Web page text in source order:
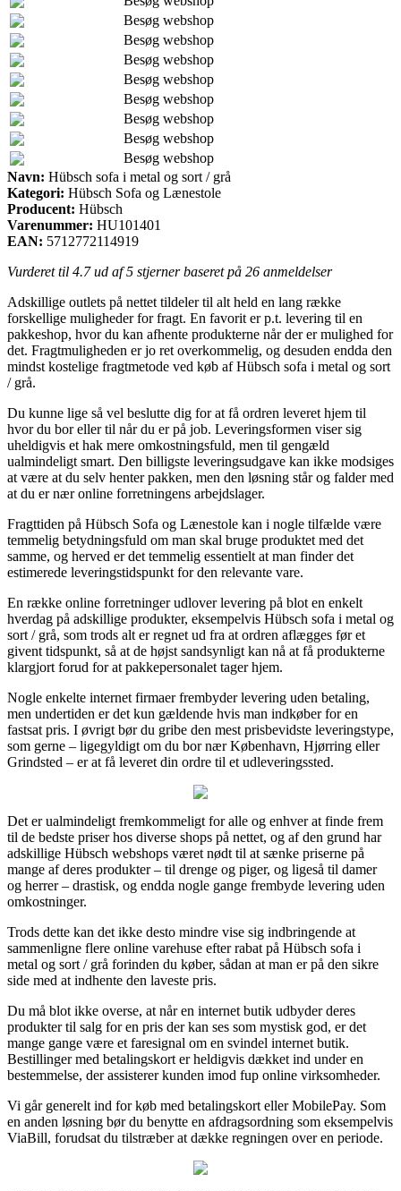
Besøg webshop
Besøg webshop
Besøg webshop
Besøg webshop
Besøg webshop
Besøg webshop
Besøg webshop
Besøg webshop
Navn: Hübsch sofa i metal og sort / grå
Kategori: Hübsch Sofa og Lænestole
Producent: Hübsch
Varenummer: HU101401
EAN: 5712772114919
Vurderet til 4.7ud af 5 stjerner baseret på 26 anmeldelser
Adskillige outlets på nettet tildeler til alt held en lang række
forskellige muligheder for fragt. En favorit er p.t. levering til en
pakkeshop, hvor du kan afhente produkterne når der er mulighed for
det. Fragtmuligheden er jo ret overkommelig, og desuden endda den
mindst kostelige fragtmetode ved køb af Hübsch sofa i metal og sort
/ grå.
Du kunne lige så vel beslutte dig for at få ordren leveret hjem til
hvor du bor eller til når du er på job. Leveringsformen viser sig
uheldigvis et hak mere omkostningsfuld, men til gengæld
ualmindeligt smart. Den billigste leveringsudgave kan ikke modsiges
at være at du selv henter pakken, men den løsning står og falder med
at du er nær online forretningens arbejdslager.
Fragttiden på Hübsch Sofa og Lænestole kan i nogle tilfælde være
temmelig betydningsfuld om man skal bruge produktet med det
samme, og herved er det temmelig essentielt at man finder det
estimerede leveringstidspunkt for den relevante vare.
En række online forretninger udlover levering på blot en enkelt
hverdag på adskillige produkter, eksempelvis Hübsch sofa i metal og
sort / grå, som trods alt er regnet ud fra at ordren aflægges før et
givent tidspunkt, så at de højst sandsynligt kan nå at få produkterne
klargjort forud for at pakkepersonalet tager hjem.
Nogle enkelte internet firmaer frembyder levering uden betaling,
men undertiden er det kun gældende hvis man indkøber for en
fastsat pris. I øvrigt bør du gribe den mest prisbevidste leveringstype,
som gerne – ligegyldigt om du bor nær København, Hjørring eller
Grindsted – er at få leveret din ordre til et udleveringssted.
Det er ualmindeligt fremkommeligt for alle og enhver at finde frem
til de bedste priser hos diverse shops på nettet, og af den grund har
adskillige Hübsch webshops været nødt til at sænke priserne på
mange af deres produkter – til drenge og piger, og ligeså til damer
og herrer – drastisk, og endda nogle gange frembyde levering uden
omkostninger.
Trods dette kan det ikke desto mindre vise sig indbringende at
sammenligne flere online varehuse efter rabat på Hübsch sofa i
metal og sort / grå forinden du køber, sådan at man er på den sikre
side med at indhente den laveste pris.
Du må blot ikke overse, at når en internet butik udbyder deres
produkter til salg for en pris der kan ses som mystisk god, er det
mange gange være et faresignal om en svindel internet butik.
Bestillinger med betalingskort er heldigvis dækket ind under en
bestemmelse, der assisterer kunden imod fup online virksomheder.
Vi går generelt ind for køb med betalingskort eller MobilePay. Som
en anden løsning bør du benytte en afdragsordning som eksempelvis
ViaBill, forudsat du tilstræber at dække regningen over en periode.